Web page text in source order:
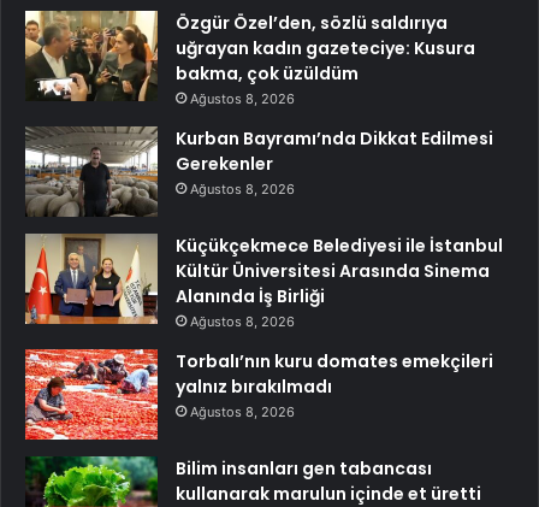
Özgür Özel’den, sözlü saldırıya
uğrayan kadın gazeteciye: Kusura
bakma, çok üzüldüm
Ağustos 8, 2026
Kurban Bayramı’nda Dikkat Edilmesi
Gerekenler
Ağustos 8, 2026
Küçükçekmece Belediyesi ile İstanbul
Kültür Üniversitesi Arasında Sinema
Alanında İş Birliği
Ağustos 8, 2026
Torbalı’nın kuru domates emekçileri
yalnız bırakılmadı
Ağustos 8, 2026
Bilim insanları gen tabancası
kullanarak marulun içinde et üretti